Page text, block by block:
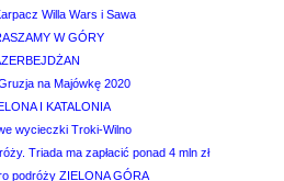
Willa Wars i Sawa
W GÓRY
na Majówkę 2020
I KATALONIA
wycieczki Troki-Wilno
Triada ma zapłacić ponad 4 mln zł
podróży ZIELONA GÓRA